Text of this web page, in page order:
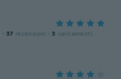
· 37 recensioni · 3 caricamenti